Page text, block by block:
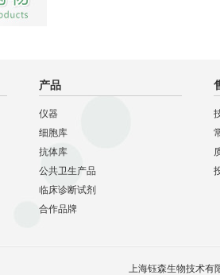
产品
仪器
细胞库
抗体库
公共卫生产品
临床诊断试剂
合作品牌
上海钰森生物技术